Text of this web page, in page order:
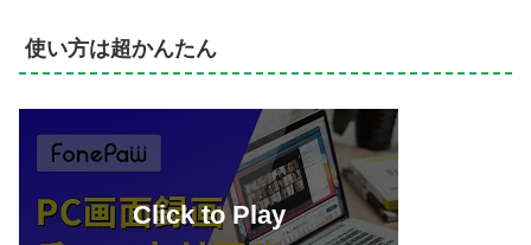
使い方は超かんたん